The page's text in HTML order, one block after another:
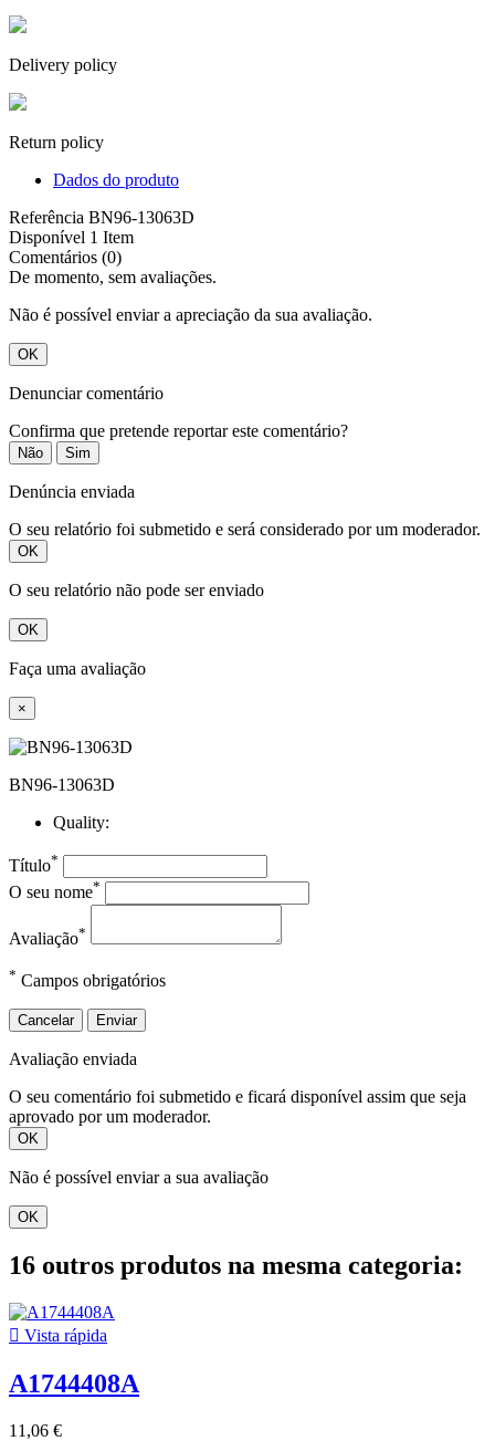
Delivery policy
Return policy
Dados do produto
Referência BN96-13063D
Disponível 1 Item
Comentários (0)
De momento, sem avaliações.
Não é possível enviar a apreciação da sua avaliação.
OK
Denunciar comentário
Confirma que pretende reportar este comentário?
Não Sim
Denúncia enviada
O seu relatório foi submetido e será considerado por um moderador.
OK
O seu relatório não pode ser enviado
OK
Faça uma avaliação
×
BN96-13063D
Quality:
Título*
O seu nome*
Avaliação*
* Campos obrigatórios
Cancelar Enviar
Avaliação enviada
O seu comentário foi submetido e ficará disponível assim que seja
aprovado por um moderador.
OK
Não é possível enviar a sua avaliação
OK
16 outros produtos na mesma categoria:
 Vista rápida
A1744408A
11,06 €